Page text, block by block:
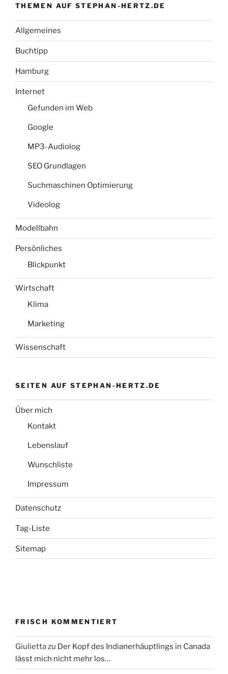
THEMEN AUF STEPHAN-HERTZ.DE
Allgemeines
Buchtipp
Hamburg
Internet
Gefunden im Web
Google
MP3-Audiolog
SEO Grundlagen
Suchmaschinen Optimierung
Videolog
Modellbahn
Persönliches
Blickpunkt
Wirtschaft
Klima
Marketing
Wissenschaft
SEITEN AUF STEPHAN-HERTZ.DE
Über mich
Kontakt
Lebenslauf
Wunschliste
Impressum
Datenschutz
Tag-Liste
Sitemap
FRISCH KOMMENTIERT
Giuliettazu Der Kopf des Indianerhäuptlings in Canada
lässt mich nicht mehr los…